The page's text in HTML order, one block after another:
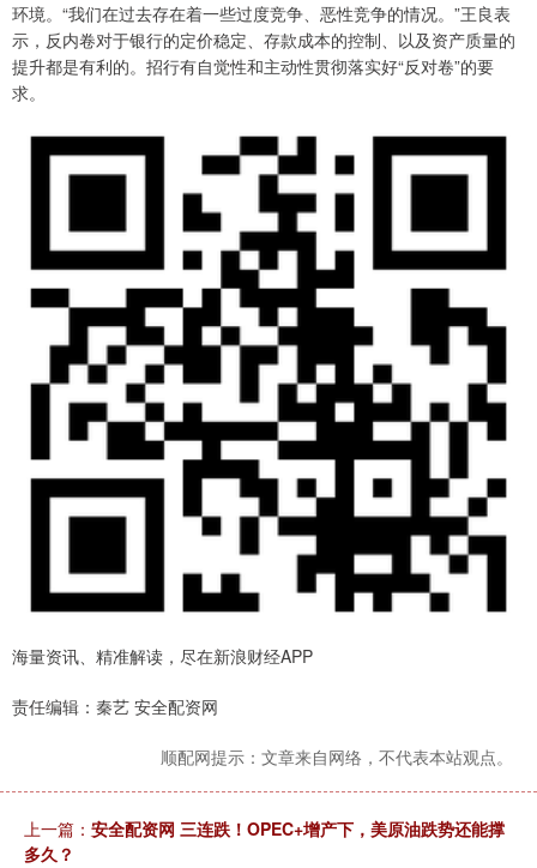
环境。“我们在过去存在着一些过度竞争、恶性竞争的情况。”王良表
示，反内卷对于银行的定价稳定、存款成本的控制、以及资产质量的
提升都是有利的。招行有自觉性和主动性贯彻落实好“反对卷”的要
求。
海量资讯、精准解读，尽在新浪财经APP
责任编辑：秦艺 安全配资网
顺配网提示：文章来自网络，不代表本站观点。
上一篇： 安全配资网 三连跌！OPEC+增产下，美原油跌势还能撑
多久？